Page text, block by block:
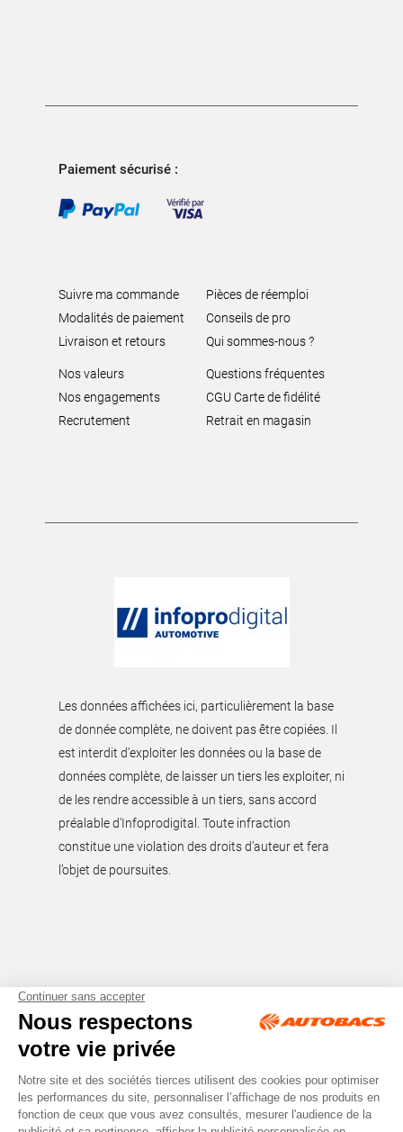
Paiement sécurisé :
Suivre ma commande
Modalités de paiement
Livraison et retours
Pièces de réemploi
Conseils de pro
Qui sommes-nous ?
Nos valeurs
Nos engagements
Recrutement
Questions fréquentes
CGU Carte de fidélité
Retrait en magasin
Les données affichées ici, particulièrement la base
de donnée complète, ne doivent pas être copiées. Il
est interdit d’exploiter les données ou la base de
données complète, de laisser un tiers les exploiter, ni
de les rendre accessible à un tiers, sans accord
préalable d'Infoprodigital. Toute infraction
constitue une violation des droits d’auteur et fera
l’objet de poursuites.
Tous droits réservés © Autobacs
Mentions légales RGPD
Cookies CGV